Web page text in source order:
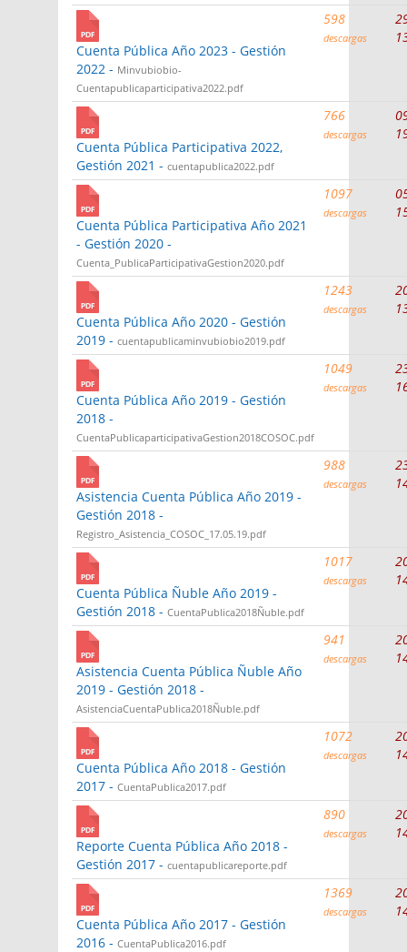
Cuenta Pública Año 2023 - Gestión
2022 - Minvubiobio-
Cuentapublicaparticipativa2022.pdf
598
descargas
Cuenta Pública Participativa 2022,
Gestión 2021 - cuentapublica2022.pdf
766
descargas
Cuenta Pública Participativa Año 2021
- Gestión 2020 -
Cuenta_PublicaParticipativaGestion2020.pdf
1097
descargas
Cuenta Pública Año 2020 - Gestión
2019 - cuentapublicaminvubiobio2019.pdf
1243
descargas
Cuenta Pública Año 2019 - Gestión
2018 -
CuentaPublicaparticipativaGestion2018COSOC.pdf
1049
descargas
Asistencia Cuenta Pública Año 2019 -
Gestión 2018 -
Registro_Asistencia_COSOC_17.05.19.pdf
988
descargas
Cuenta Pública Ñuble Año 2019 -
Gestión 2018 - CuentaPublica2018Ñuble.pdf
1017
descargas
Asistencia Cuenta Pública Ñuble Año
2019 - Gestión 2018 -
AsistenciaCuentaPublica2018Ñuble.pdf
941
descargas
Cuenta Pública Año 2018 - Gestión
2017 - CuentaPublica2017.pdf
1072
descargas
Reporte Cuenta Pública Año 2018 -
Gestión 2017 - cuentapublicareporte.pdf
890
descargas
Cuenta Pública Año 2017 - Gestión
2016 - CuentaPublica2016.pdf
1369
descargas